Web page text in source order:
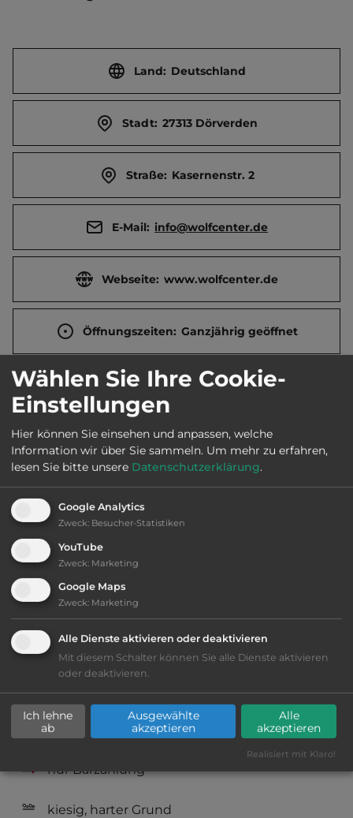
des Wolfcenters. Imbiss/Kiosk. Brötchenservice.
Maximal 5 Nächte Aufenthalt möglich!
den Sommerferien (Bremen/Nieders.) täglich im
Land: Deutschland
Stadt: 27313 Dörverden
Straße: Kasernenstr. 2
E-Mail: info@wolfcenter.de
Webseite: www.wolfcenter.de
Öffnungszeiten: Ganzjährig geöffnet
Telefon: 0049 4234 943110
Sehenswürdigkeiten:
Alter Dorfkern. Restaurierten Windmühlen.
Ehmken Hoff mit historischen Gebäuden.
Schafstallviertel in Hülsen. Wasserkraftwerk von
1914 an der Weser.
Ausstattung:
Lage: sehr schön
Reservierung nicht möglich
nur Barzahlung
kiesig, harter Grund
Wählen Sie Ihre Cookie-
Einstellungen
Hier können Sie einsehen und anpassen, welche
Information wir über Sie sammeln. Um mehr zu erfahren,
lesen Sie bitte unsere Datenschutzerklärung.
Google Analytics
Zweck: Besucher-Statistiken
YouTube
Zweck: Marketing
Google Maps
Zweck: Marketing
Alle Dienste aktivieren oder deaktivieren
Mit diesem Schalter können Sie alle Dienste aktivieren
oder deaktivieren.
Ich lehne
ab
Ausgewählte
akzeptieren
Alle
akzeptieren
Realisiert mit Klaro!